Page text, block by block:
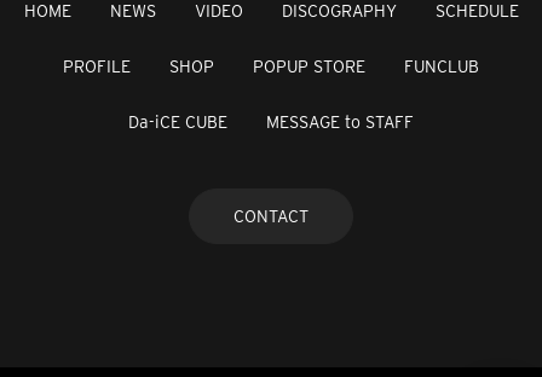
HOME NEWS VIDEO DISCOGRAPHY SCHEDULE
PROFILE SHOP POPUP STORE FUNCLUB
Da-iCE CUBE MESSAGE to STAFF
CONTACT